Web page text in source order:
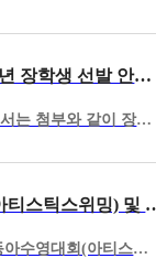
2026년 KYK 재단 유소년 장학생 선발 안내 및 추천 요청
KYK 재단(김연경 재단)에서는 첨부와 같이 장학생을 선발할 예정입니다. 세부 내용은 첨부한 자료 참고하시기 바라며 대상자가 있는 경우…
제98회 동아수영대회(아티스틱스위밍) 및
우리 연맹에서는 제98회 동아수영대회(아티스틱스위밍) 및 2026년 아티스틱스위밍 국가대표 파견인원 선발 평가전 심판 모집 안내문을 연맹 홈페이…